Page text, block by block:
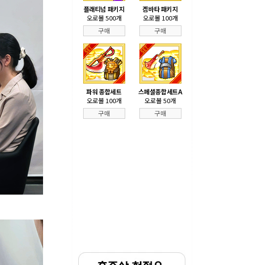
플래티넘 패키지
오로볼 500개
구매
겜바타 패키지
오로볼 100개
구매
파워 종합세트
오로볼 100개
구매
스페셜종합세트A
오로볼 50개
구매